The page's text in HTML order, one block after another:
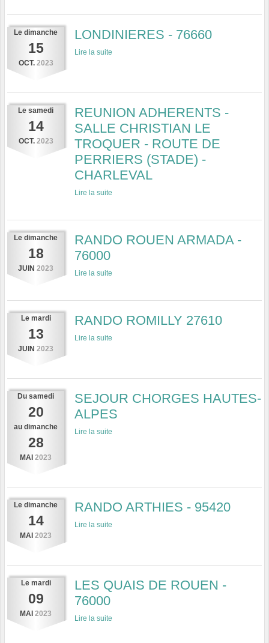
Le dimanche
15
OCT. 2023
LONDINIERES - 76660
Lire la suite
Le samedi
14
OCT. 2023
REUNION ADHERENTS -
SALLE CHRISTIAN LE
TROQUER - ROUTE DE
PERRIERS (STADE) -
CHARLEVAL
Lire la suite
Le dimanche
18
JUIN 2023
RANDO ROUEN ARMADA -
76000
Lire la suite
Le mardi
13
JUIN 2023
RANDO ROMILLY 27610
Lire la suite
Du samedi
20
au dimanche
28
MAI 2023
SEJOUR CHORGES HAUTES-
ALPES
Lire la suite
Le dimanche
14
MAI 2023
RANDO ARTHIES - 95420
Lire la suite
Le mardi
09
MAI 2023
LES QUAIS DE ROUEN -
76000
Lire la suite